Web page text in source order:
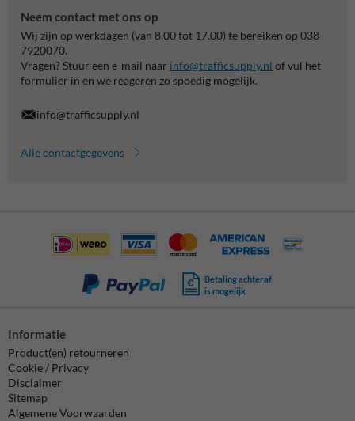
Neem contact met ons op
Wij zijn op werkdagen (van 8.00 tot 17.00) te bereiken op 038-
7920070.
Vragen? Stuur een e-mail naar info@trafficsupply.nl of vul het
formulier in en we reageren zo spoedig mogelijk.
info@trafficsupply.nl
Alle contactgegevens
Betaling achteraf
is mogelijk
Informatie
Product(en) retourneren
Cookie / Privacy
Disclaimer
Sitemap
Algemene Voorwaarden